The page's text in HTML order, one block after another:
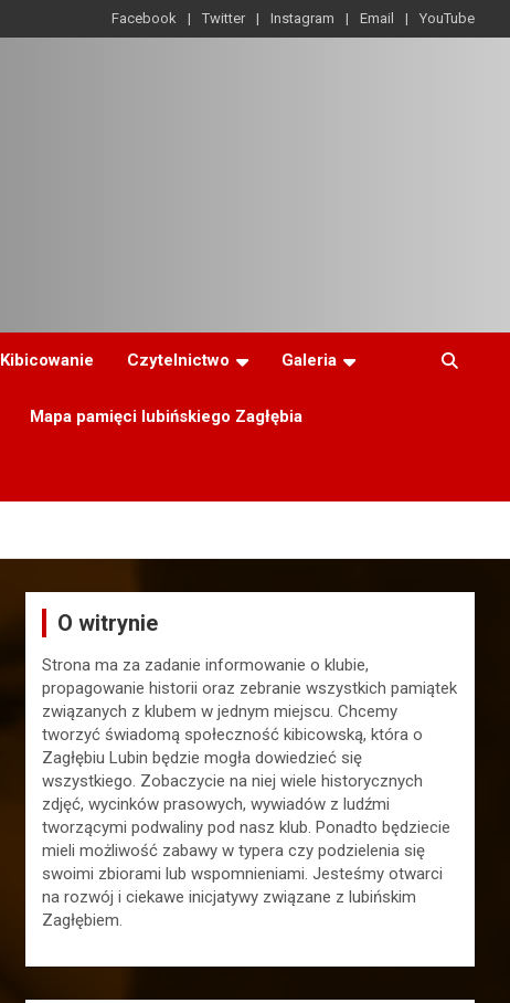
Facebook Twitter Instagram Email YouTube
Kibicowanie Czytelnictwo Galeria
Mapa pamięci lubińskiego Zagłębia
O witrynie
Strona ma za zadanie informowanie o klubie,
propagowanie historii oraz zebranie wszystkich pamiątek
związanych z klubem w jednym miejscu. Chcemy
tworzyć świadomą społeczność kibicowską, która o
Zagłębiu Lubin będzie mogła dowiedzieć się
wszystkiego. Zobaczycie na niej wiele historycznych
zdjęć, wycinków prasowych, wywiadów z ludźmi
tworzącymi podwaliny pod nasz klub. Ponadto będziecie
mieli możliwość zabawy w typera czy podzielenia się
swoimi zbiorami lub wspomnieniami. Jesteśmy otwarci
na rozwój i ciekawe inicjatywy związane z lubińskim
Zagłębiem.